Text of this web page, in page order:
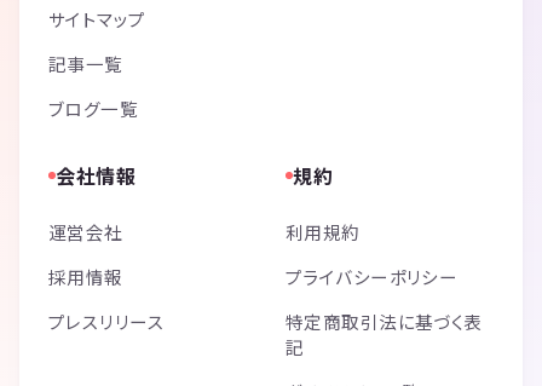
サイトマップ
記事一覧
ブログ一覧
会社情報
運営会社
採用情報
プレスリリース
規約
利用規約
プライバシーポリシー
特定商取引法に基づく表
記